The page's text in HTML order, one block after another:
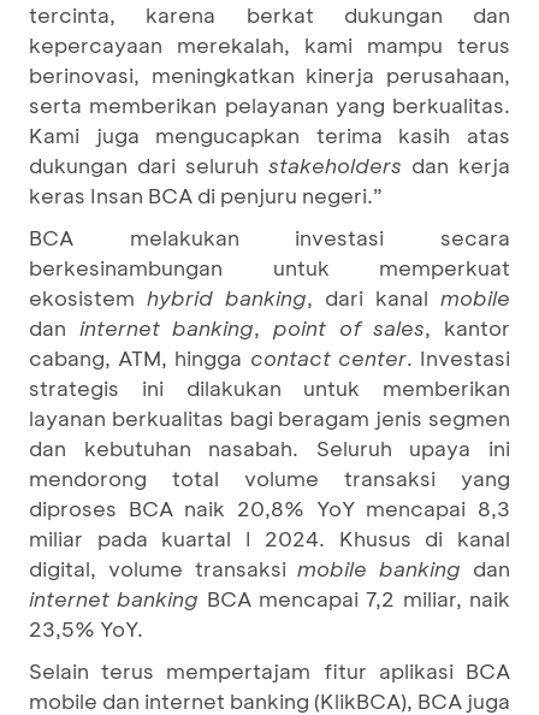
tercinta, karena berkat dukungan dan
kepercayaan merekalah, kami mampu terus
berinovasi, meningkatkan kinerja perusahaan,
serta memberikan pelayanan yang berkualitas.
Kami juga mengucapkan terima kasih atas
dukungan dari seluruh stakeholders dan kerja
keras Insan BCA di penjuru negeri.”
BCA melakukan investasi secara
berkesinambungan untuk memperkuat
ekosistem hybrid banking, dari kanal mobile
dan internet banking,point of sales, kantor
cabang, ATM, hingga contact center. Investasi
strategis ini dilakukan untuk memberikan
layanan berkualitas bagi beragam jenis segmen
dan kebutuhan nasabah. Seluruh upaya ini
mendorong total volume transaksi yang
diproses BCA naik 20,8% YoY mencapai 8,3
miliar pada kuartal I 2024. Khusus di kanal
digital, volume transaksimobile banking dan
internet banking BCA mencapai 7,2 miliar, naik
23,5% YoY.
Selain terus mempertajam fitur aplikasi BCA
mobile dan internet banking (KlikBCA), BCA juga